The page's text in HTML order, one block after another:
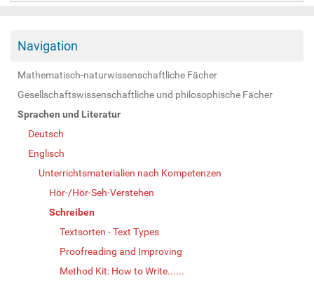
Navigation
Mathematisch-naturwissenschaftliche Fächer
Gesellschaftswissenschaftliche und philosophische Fächer
Sprachen und Literatur
Deutsch
Englisch
Unterrichtsmaterialien nach Kompetenzen
Hör-/Hör-Seh-Verstehen
Schreiben
Textsorten - Text Types
Proofreading and Improving
Method Kit: How to Write......